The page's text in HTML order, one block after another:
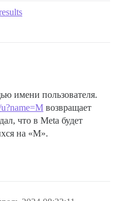
имени пользователя.
возвращает
что в Meta будет
на «M».